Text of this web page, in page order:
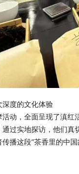
度的文化体验
活动，全面呈现了滇
过实地探访，他们真
播这段“茶香里的中国